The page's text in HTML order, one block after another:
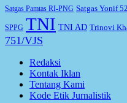
Satgas Pamtas RI-PNG Satgas Yonif
SPPG TNI TNI AD Trinovi
751/VJS
Redaksi
Kontak Iklan
Tentang Kami
Kode Etik Jurnalistik